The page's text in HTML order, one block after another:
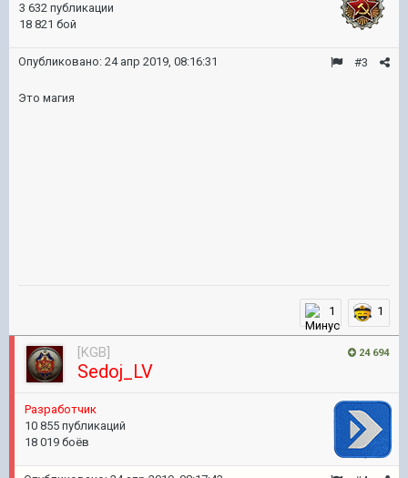
3 632 публикации
18 821 бой
#3
Опубликовано: 24 апр 2019, 08:16:31
Это магия
1 1
24 694
[KGB]
Sedoj_LV
Pазработчик
10 855 публикаций
18 019 боёв